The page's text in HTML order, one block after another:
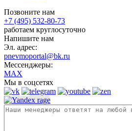
Позвоните нам
+7 (495) 532-80-73
работаем круглосуточно
Напишите нам
Эл. адрес:
pnevmoportal@bk.ru
Мессенджеры:
MAX
Мы в соцсетях